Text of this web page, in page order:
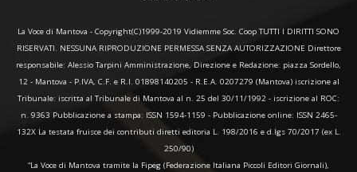
La Voce di Mantova - Copyright(C)1999-2019 Vidiemme Soc. Coop TUTTI I DIRITTI SONO
RISERVATI. NESSUNA RIPRODUZIONE PERMESSA SENZA AUTORIZZAZIONE Direttore
responsabile: Alessio Tarpini Amministrazione, Direzione e Redazione: piazza Sordello,
12 - Mantova - P.IVA, C.F. e R.I. 01898140205 - R.E.A. 0207279 (Mantova) iscrizione al
Tribunale: iscritta al Tribunale di Mantova al n. 25 del 30/11/1992 - iscrizione al ROC:
n. 9363 Pubblicazione a stampa: ISSN 1594-1159 - Pubblicazione online: ISSN 2465-
132X La testata fruisce dei contributi diretti editoria L. 198/2016 e d.lgs 70/2017 (ex L.
250/90)
“La Voce di Mantova tramite la Fipeg (Federazione Italiana Piccoli Editori Giornali),